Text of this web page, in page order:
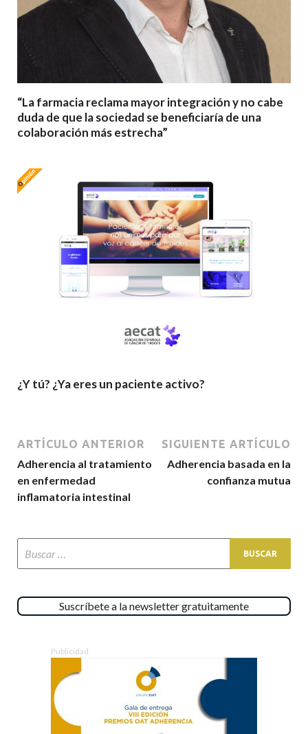
“La farmacia reclama mayor integración y no cabe
duda de que la sociedad se beneficiaría de una
colaboración más estrecha”
¿Y tú? ¿Ya eres un paciente activo?
ARTÍCULO ANTERIOR
Adherencia al tratamiento
en enfermedad
inflamatoria intestinal
SIGUIENTE ARTÍCULO
Adherencia basada en la
confianza mutua
Suscríbete a la newsletter gratuitamente
Publicidad